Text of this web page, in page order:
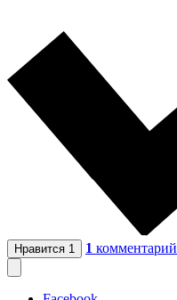
Нравится 1 1 комментарий